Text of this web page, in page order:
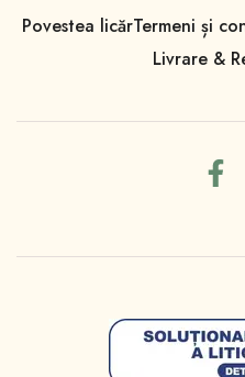
Povestea licărTermeni și
Livrare &